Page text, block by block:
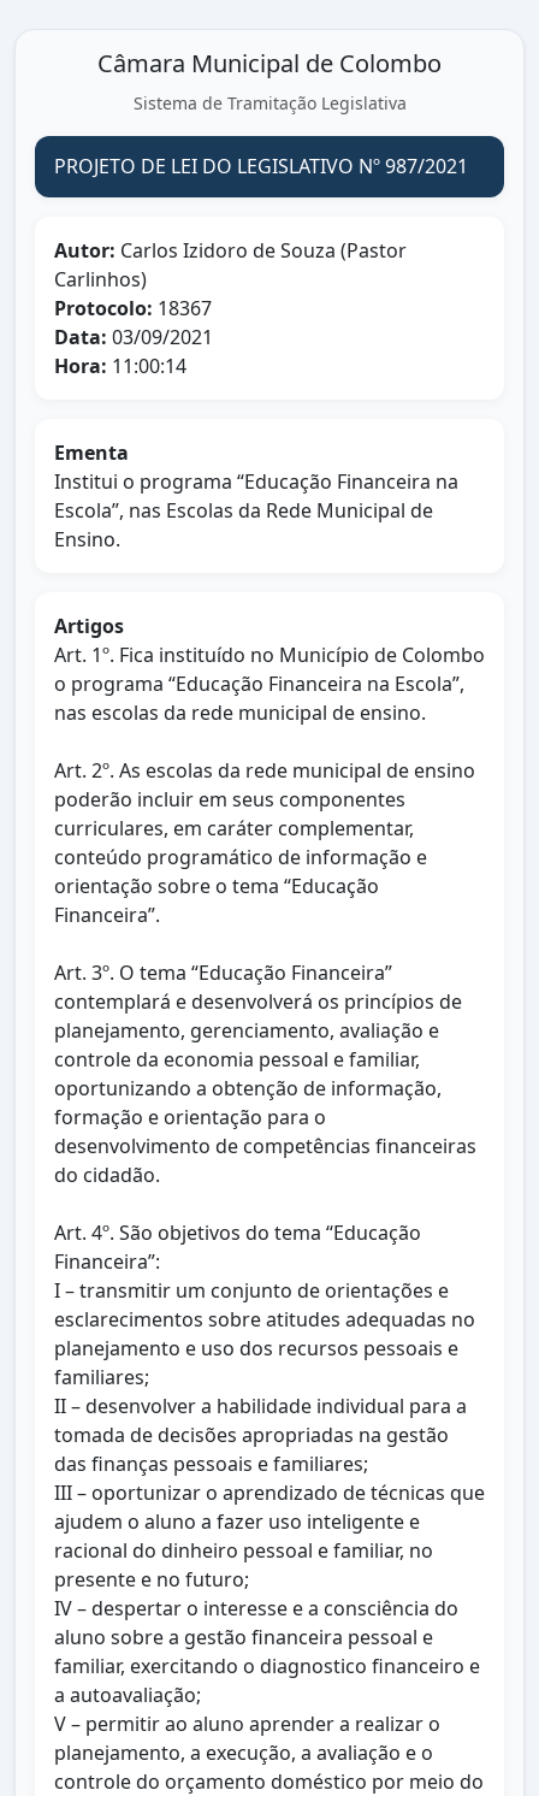
Câmara Municipal de Colombo
Sistema de Tramitação Legislativa
PROJETO DE LEI DO LEGISLATIVO Nº 987/2021
Autor: Carlos Izidoro de Souza (Pastor
Carlinhos)
Protocolo: 18367
Data: 03/09/2021
Hora: 11:00:14
Ementa
Institui o programa “Educação Financeira na
Escola”, nas Escolas da Rede Municipal de
Ensino.
Artigos
Art. 1º. Fica instituído no Município de Colombo
o programa “Educação Financeira na Escola”,
nas escolas da rede municipal de ensino.
Art. 2º. As escolas da rede municipal de ensino
poderão incluir em seus componentes
curriculares, em caráter complementar,
conteúdo programático de informação e
orientação sobre o tema “Educação
Financeira”.
Art. 3º. O tema “Educação Financeira”
contemplará e desenvolverá os princípios de
planejamento, gerenciamento, avaliação e
controle da economia pessoal e familiar,
oportunizando a obtenção de informação,
formação e orientação para o
desenvolvimento de competências financeiras
do cidadão.
Art. 4º. São objetivos do tema “Educação
Financeira”:
I – transmitir um conjunto de orientações e
esclarecimentos sobre atitudes adequadas no
planejamento e uso dos recursos pessoais e
familiares;
II – desenvolver a habilidade individual para a
tomada de decisões apropriadas na gestão
das finanças pessoais e familiares;
III – oportunizar o aprendizado de técnicas que
ajudem o aluno a fazer uso inteligente e
racional do dinheiro pessoal e familiar, no
presente e no futuro;
IV – despertar o interesse e a consciência do
aluno sobre a gestão financeira pessoal e
familiar, exercitando o diagnostico financeiro e
a autoavaliação;
V – permitir ao aluno aprender a realizar o
planejamento, a execução, a avaliação e o
controle do orçamento doméstico por meio do